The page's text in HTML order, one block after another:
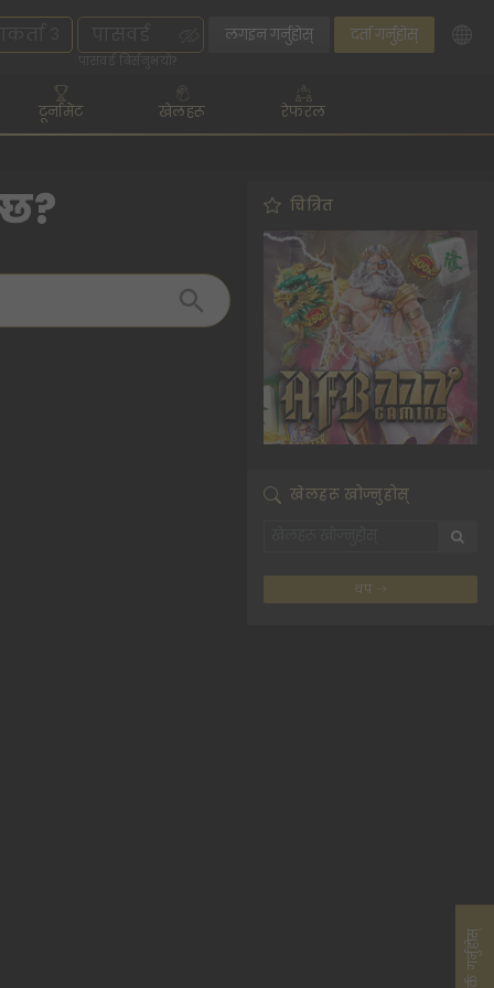
लगइन गर्नुहोस्
पासवर्ड बिर्सनुभयो?
दर्ता गर्नुहोस्
टूर्नामेंट खेलहरू रेफरल
चित्रित
खेलहरू खोज्नुहोस्
थप